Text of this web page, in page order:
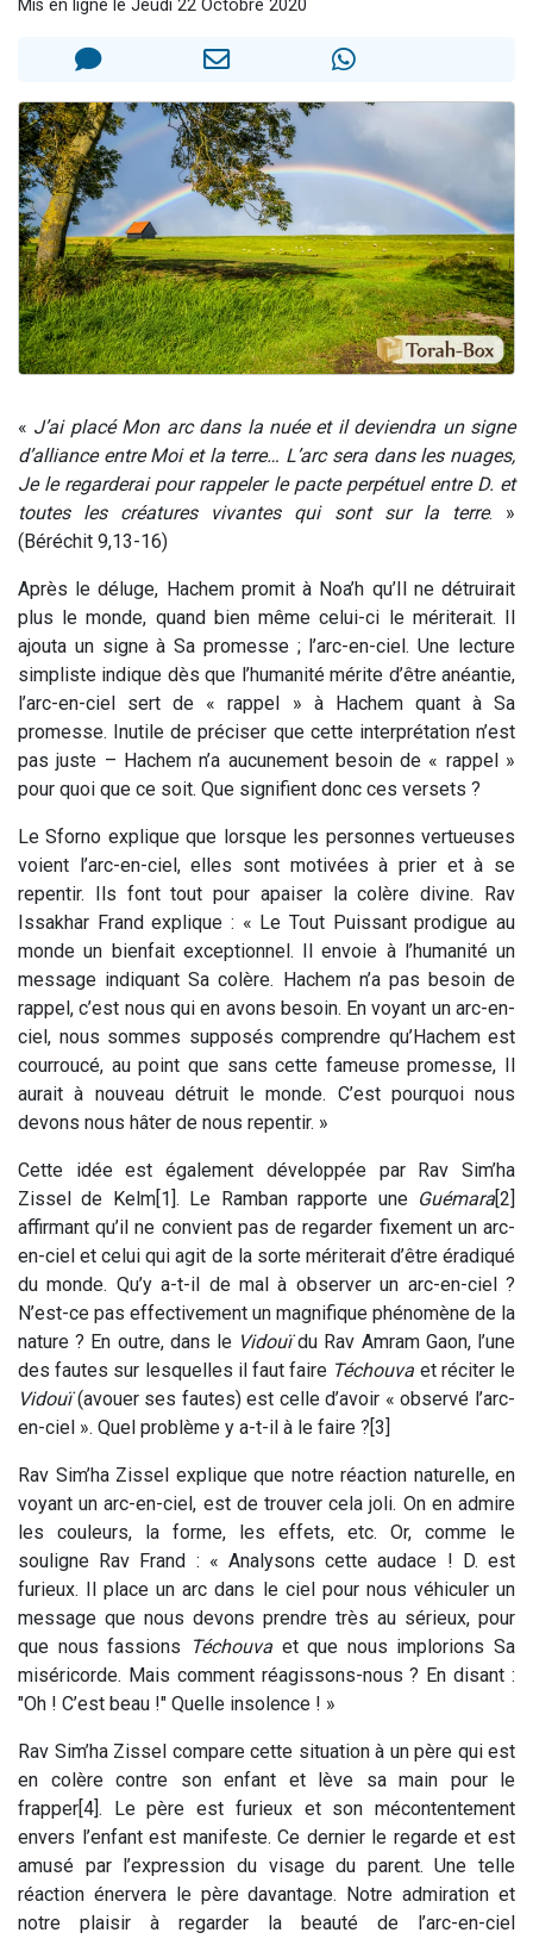
30 personnes viennent de faire un don pour Sauvez la jambe de Yohan
12 nouvelles musiques dans Torah-Box Music
Mis en ligne le Jeudi 22 Octobre 2020
« J’ai placé Mon arc dans la nuée et il deviendra un signe
d’alliance entre Moi et la terre… L’arc sera dans les nuages,
Je le regarderai pour rappeler le pacte perpétuel entre D. et
toutes les créatures vivantes qui sont sur la terre. »
(Béréchit 9,13-16)
Après le déluge, Hachem promit à Noa’h qu’Il ne détruirait
plus le monde, quand bien même celui-ci le mériterait. Il
ajouta un signe à Sa promesse ; l’arc-en-ciel. Une lecture
simpliste indique dès que l’humanité mérite d’être anéantie,
l’arc-en-ciel sert de « rappel » à Hachem quant à Sa
promesse. Inutile de préciser que cette interprétation n’est
pas juste – Hachem n’a aucunement besoin de « rappel »
pour quoi que ce soit. Que signifient donc ces versets ?
Le Sforno explique que lorsque les personnes vertueuses
voient l’arc-en-ciel, elles sont motivées à prier et à se
repentir. Ils font tout pour apaiser la colère divine. Rav
Issakhar Frand explique : « Le Tout Puissant prodigue au
monde un bienfait exceptionnel. Il envoie à l’humanité un
message indiquant Sa colère. Hachem n’a pas besoin de
rappel, c’est nous qui en avons besoin. En voyant un arc-en-
ciel, nous sommes supposés comprendre qu’Hachem est
courroucé, au point que sans cette fameuse promesse, Il
aurait à nouveau détruit le monde. C’est pourquoi nous
devons nous hâter de nous repentir. »
Cette idée est également développée par Rav Sim’ha
Zissel de Kelm[1]. Le Ramban rapporte une Guémara[2]
affirmant qu’il ne convient pas de regarder fixement un arc-
en-ciel et celui qui agit de la sorte mériterait d’être éradiqué
du monde. Qu’y a-t-il de mal à observer un arc-en-ciel ?
N’est-ce pas effectivement un magnifique phénomène de la
nature ? En outre, dans le Vidouïdu Rav Amram Gaon, l’une
des fautes sur lesquelles il faut faire Téchouva et réciter le
Vidouï(avouer ses fautes) est celle d’avoir « observé l’arc-
en-ciel ». Quel problème y a-t-il à le faire ?[3]
Rav Sim’ha Zissel explique que notre réaction naturelle, en
voyant un arc-en-ciel, est de trouver cela joli. On en admire
les couleurs, la forme, les effets, etc. Or, comme le
souligne Rav Frand : « Analysons cette audace ! D. est
furieux. Il place un arc dans le ciel pour nous véhiculer un
message que nous devons prendre très au sérieux, pour
que nous fassions
Téchouvaet que nous implorions Sa
miséricorde. Mais comment réagissons-nous ? En disant :
"Oh ! C’est beau !" Quelle insolence ! »
Rav Sim’ha Zissel compare cette situation à un père qui est
en colère contre son enfant et lève sa main pour le
frapper[4]. Le père est furieux et son mécontentement
envers l’enfant est manifeste. Ce dernier le regarde et est
amusé par l’expression du visage du parent. Une telle
réaction énervera le père davantage. Notre admiration et
notre plaisir à regarder la beauté de l’arc-en-ciel